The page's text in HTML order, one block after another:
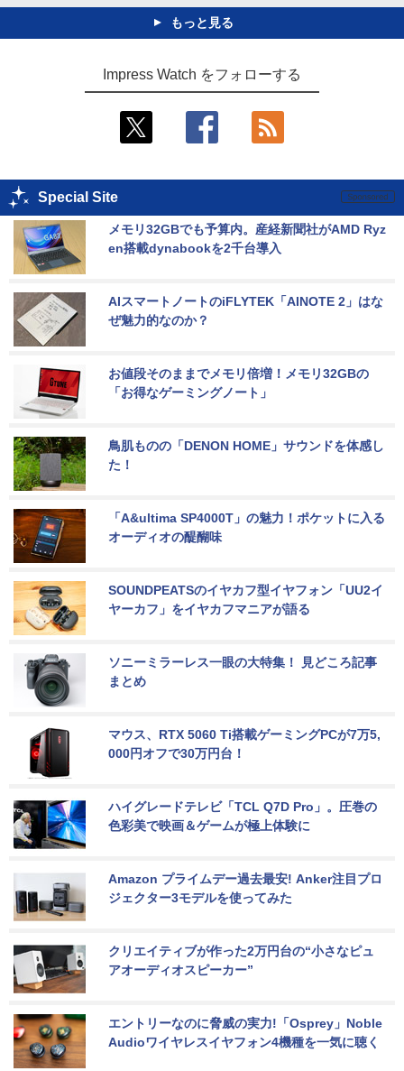
もっと見る
Impress Watch をフォローする
Special Site
メモリ32GBでも予算内。産経新聞社がAMD Ryz
en搭載dynabookを2千台導入
AIスマートノートのiFLYTEK「AINOTE 2」はな
ぜ魅力的なのか？
お値段そのままでメモリ倍増！メモリ32GBの
「お得なゲーミングノート」
鳥肌ものの「DENON HOME」サウンドを体感し
た！
「A&ultima SP4000T」の魅力！ポケットに入る
オーディオの醍醐味
SOUNDPEATSのイヤカフ型イヤフォン「UU2イ
ヤーカフ」をイヤカフマニアが語る
ソニーミラーレス一眼の大特集！ 見どころ記事
まとめ
マウス、RTX 5060 Ti搭載ゲーミングPCが7万5,
000円オフで30万円台！
ハイグレードテレビ「TCL Q7D Pro」。圧巻の
色彩美で映画＆ゲームが極上体験に
Amazon プライムデー過去最安! Anker注目プロ
ジェクター3モデルを使ってみた
クリエイティブが作った2万円台の“小さなピュ
アオーディオスピーカー”
エントリーなのに脅威の実力!「Osprey」Noble
Audioワイヤレスイヤフォン4機種を一気に聴く